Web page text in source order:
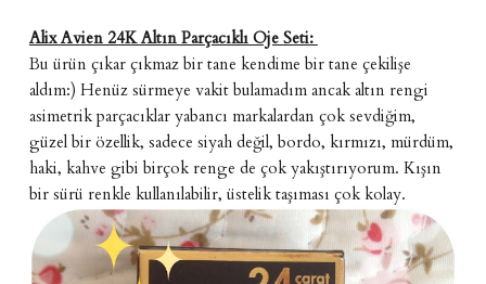
Alix Avien 24K Altın Parçacıklı Oje Seti:
Bu ürün çıkar çıkmaz bir tane kendime bir tane çekilişe
aldım:) Henüz sürmeye vakit bulamadım ancak altın rengi
asimetrik parçacıklar yabancı markalardan çok sevdiğim,
güzel bir özellik, sadece siyah değil, bordo, kırmızı, mürdüm,
haki, kahve gibi birçok renge de çok yakıştırıyorum. Kışın
bir sürü renkle kullanılabilir, üstelik taşıması çok kolay.